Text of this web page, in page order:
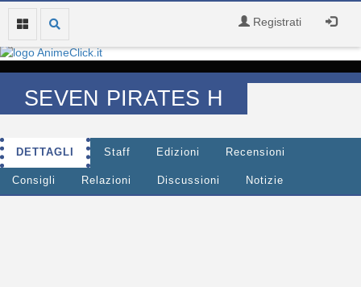
Registrati
SEVEN PIRATES H
DETTAGLI Staff Edizioni Recensioni
Consigli Relazioni Discussioni Notizie